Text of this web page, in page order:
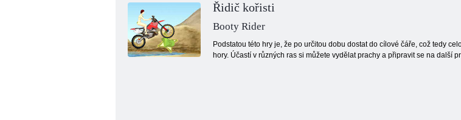
Řidič kořisti
Booty Rider
Podstatou této hry je, že po určitou dobu dostat do cílové čáře, což tedy
hory. Účastí v různých ras si můžete vydělat prachy a připravit se na další